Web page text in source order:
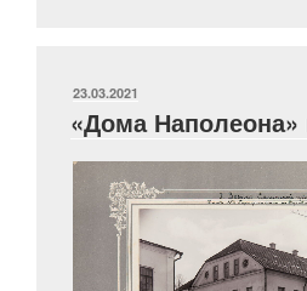
Левенштерна»
ОПУБЛИКОВАНО
23.03.2021
«Дома